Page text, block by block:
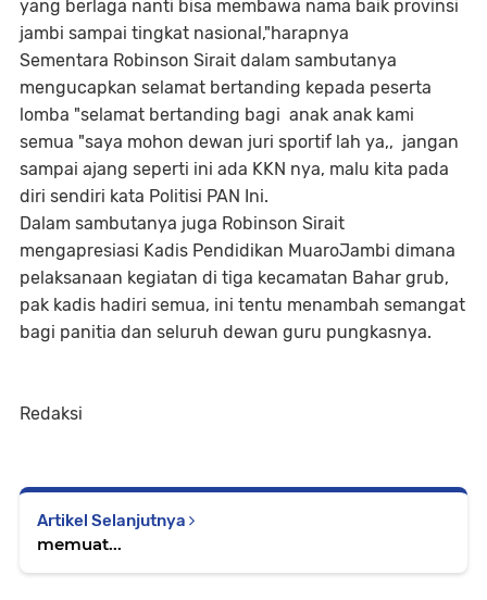
yang berlaga nanti bisa membawa nama baik provinsi
jambi sampai tingkat nasional,"harapnya
Sementara Robinson Sirait dalam sambutanya
mengucapkan selamat bertanding kepada peserta
lomba "selamat bertanding bagi anak anak kami
semua "saya mohon dewan juri sportif lah ya,, jangan
sampai ajang seperti ini ada KKN nya, malu kita pada
diri sendiri kata Politisi PAN Ini.
Dalam sambutanya juga Robinson Sirait
mengapresiasi Kadis Pendidikan MuaroJambi dimana
pelaksanaan kegiatan di tiga kecamatan Bahar grub,
pak kadis hadiri semua, ini tentu menambah semangat
bagi panitia dan seluruh dewan guru pungkasnya.
Redaksi
Artikel Selanjutnya
memuat...